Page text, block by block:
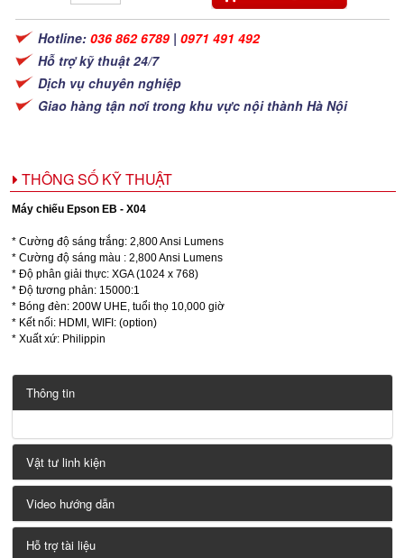
Hotline: 036 862 6789 | 0971 491 492
Hỗ trợ kỹ thuật 24/7
Dịch vụ chuyên nghiệp
Giao hàng tận nơi trong khu vực nội thành Hà Nội
THÔNG SỐ KỸ THUẬT
Máy chiếu Epson EB - X04
* Cường độ sáng trắng: 2,800 Ansi Lumens
* Cường độ sáng màu : 2,800 Ansi Lumens
* Độ phân giải thực: XGA (1024 x 768)
* Độ tương phản: 15000:1
* Bóng đèn: 200W UHE, tuổi thọ 10,000 giờ
* Kết nối: HDMI, WIFI: (option)
* Xuất xứ: Philippin
Thông tin
Vật tư linh kiện
Video hướng dẫn
Hỗ trợ tài liệu